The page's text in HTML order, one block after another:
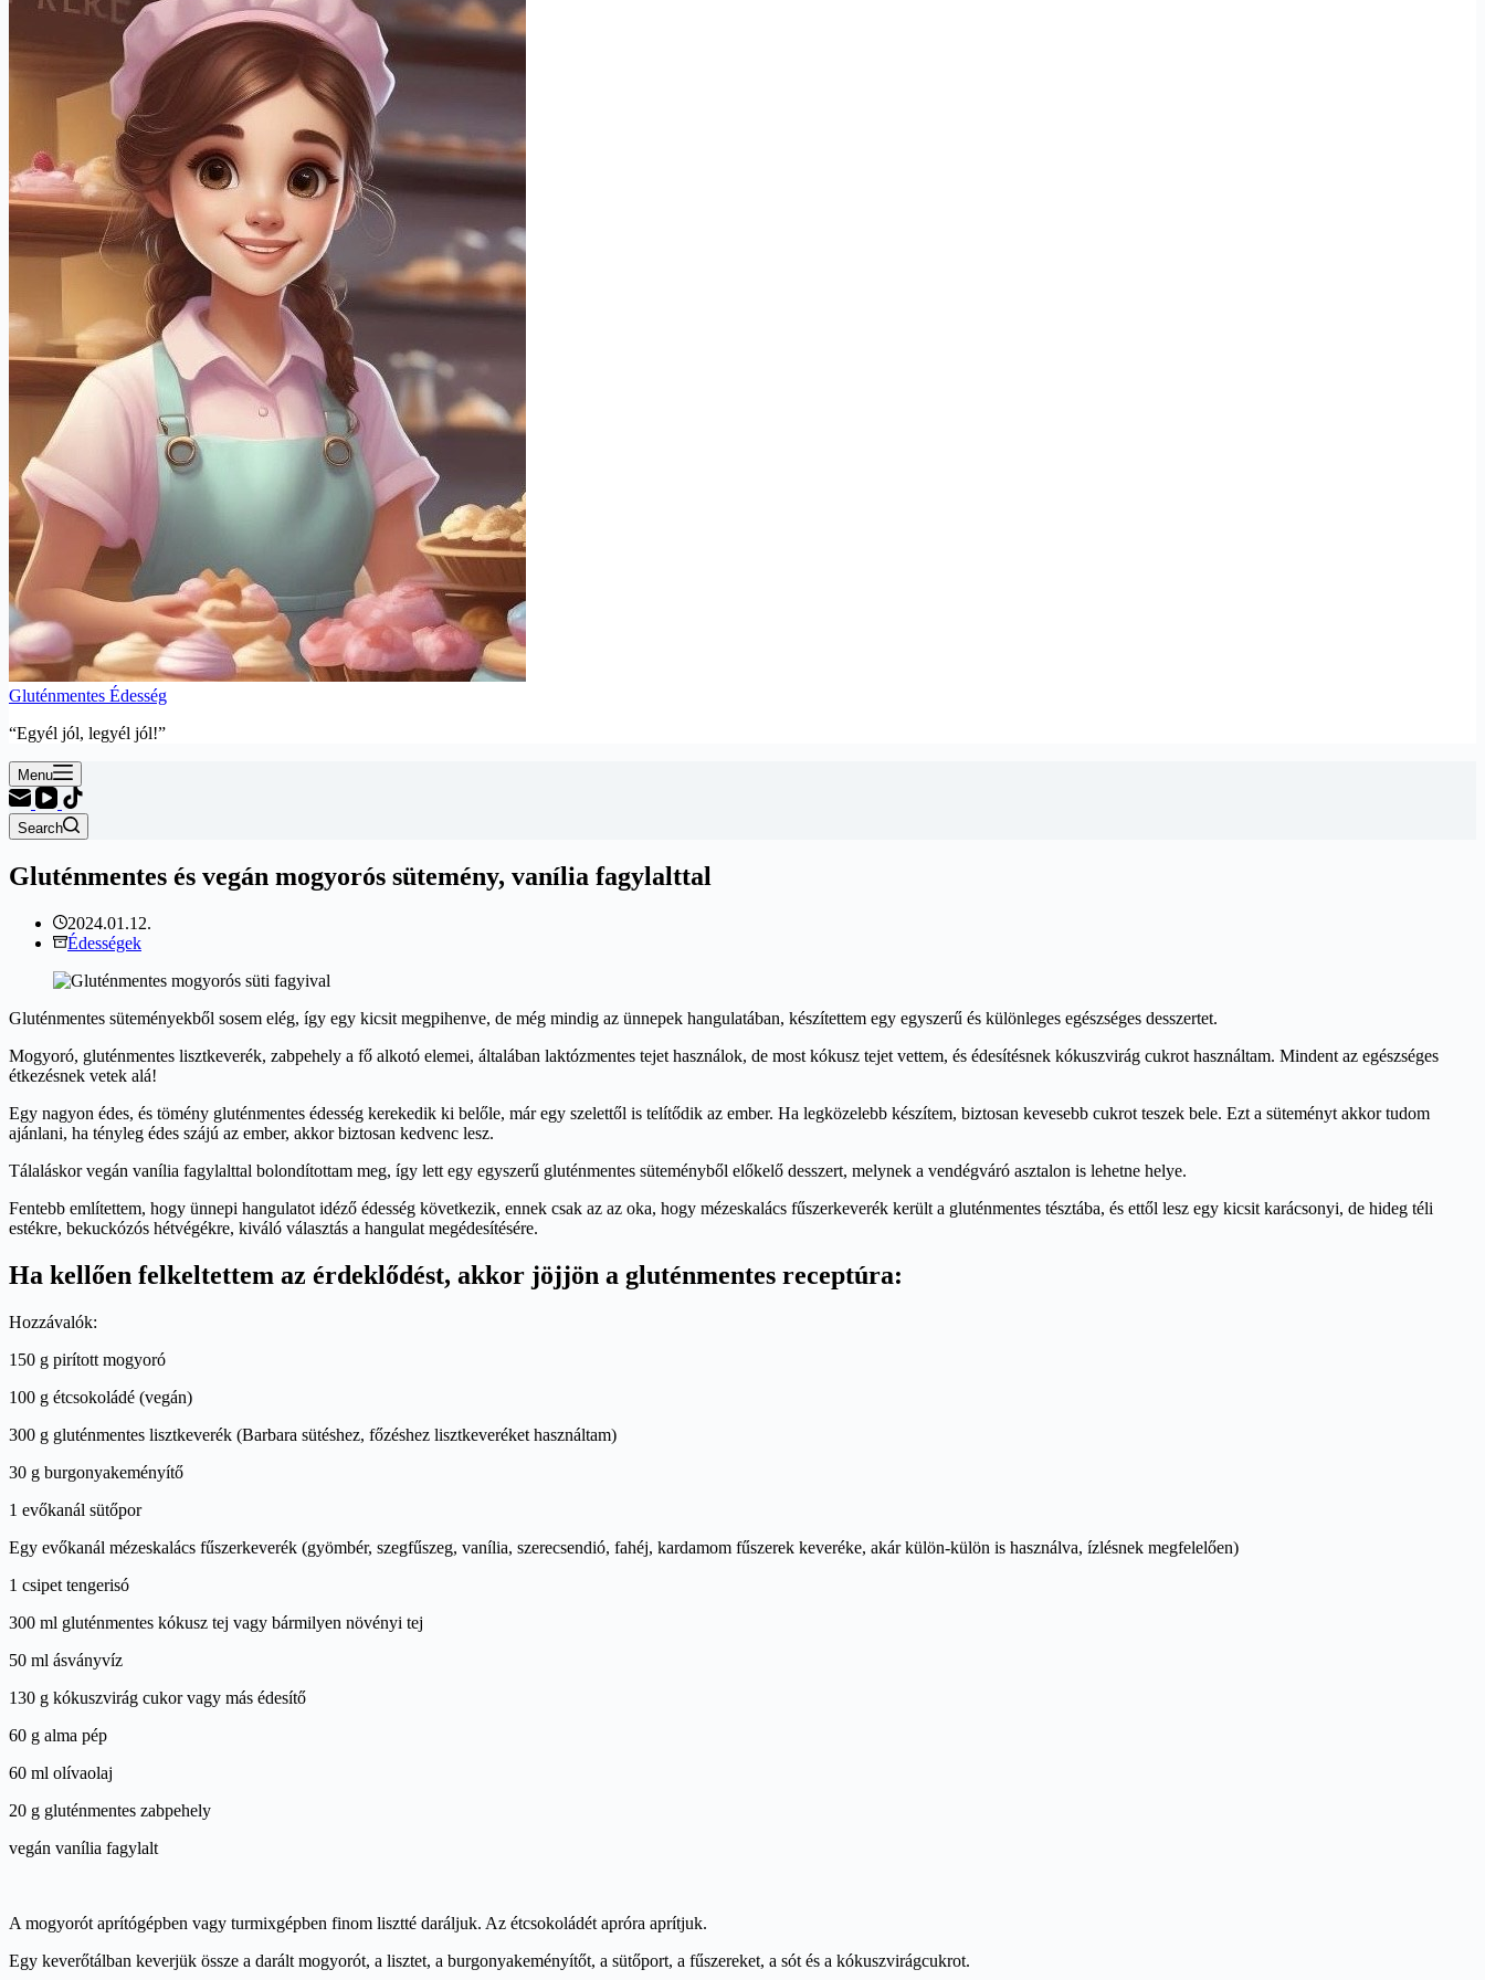
Gluténmentes Édesség
“Egyél jól, legyél jól!”
Menu
Search
Gluténmentes és vegán mogyorós sütemény, vanília fagylalttal
2024.01.12.
Édességek
Gluténmentes süteményekből sosem elég, így egy kicsit megpihenve, de még mindig az ünnepek hangulatában, készítettem egy egyszerű és különleges egészséges desszertet.
Mogyoró, gluténmentes lisztkeverék, zabpehely a fő alkotó elemei, általában laktózmentes tejet használok, de most kókusz tejet vettem, és édesítésnek kókuszvirág cukrot használtam. Mindent az egészséges
étkezésnek vetek alá!
Egy nagyon édes, és tömény gluténmentes édesség kerekedik ki belőle, már egy szelettől is telítődik az ember. Ha legközelebb készítem, biztosan kevesebb cukrot teszek bele. Ezt a süteményt akkor tudom
ajánlani, ha tényleg édes szájú az ember, akkor biztosan kedvenc lesz.
Tálaláskor vegán vanília fagylalttal bolondítottam meg, így lett egy egyszerű gluténmentes süteményből előkelő desszert, melynek a vendégváró asztalon is lehetne helye.
Fentebb említettem, hogy ünnepi hangulatot idéző édesség következik, ennek csak az az oka, hogy mézeskalács fűszerkeverék került a gluténmentes tésztába, és ettől lesz egy kicsit karácsonyi, de hideg téli
estékre, bekuckózós hétvégékre, kiváló választás a hangulat megédesítésére.
Ha kellően felkeltettem az érdeklődést, akkor jöjjön a gluténmentes receptúra:
Hozzávalók:
150 g pirított mogyoró
100 g étcsokoládé (vegán)
300 g gluténmentes lisztkeverék (Barbara sütéshez, főzéshez lisztkeveréket használtam)
30 g burgonyakeményítő
1 evőkanál sütőpor
Egy evőkanál mézeskalács fűszerkeverék (gyömbér, szegfűszeg, vanília, szerecsendió, fahéj, kardamom fűszerek keveréke, akár külön-külön is használva, ízlésnek megfelelően)
1 csipet tengerisó
300 ml gluténmentes kókusz tej vagy bármilyen növényi tej
50 ml ásványvíz
130 g kókuszvirág cukor vagy más édesítő
60 g alma pép
60 ml olívaolaj
20 g gluténmentes zabpehely
vegán vanília fagylalt
A mogyorót aprítógépben vagy turmixgépben finom lisztté daráljuk. Az étcsokoládét apróra aprítjuk.
Egy keverőtálban keverjük össze a darált mogyorót, a lisztet, a burgonyakeményítőt, a sütőport, a fűszereket, a sót és a kókuszvirágcukrot.